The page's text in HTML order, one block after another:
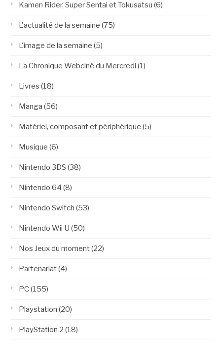
Kamen Rider, Super Sentai et Tokusatsu (6)
L'actualité de la semaine (75)
L'image de la semaine (5)
La Chronique Webciné du Mercredi (1)
Livres (18)
Manga (56)
Matériel, composant et périphérique (5)
Musique (6)
Nintendo 3DS (38)
Nintendo 64 (8)
Nintendo Switch (53)
Nintendo Wii U (50)
Nos Jeux du moment(22)
Partenariat(4)
PC(155)
Playstation (20)
PlayStation 2 (18)